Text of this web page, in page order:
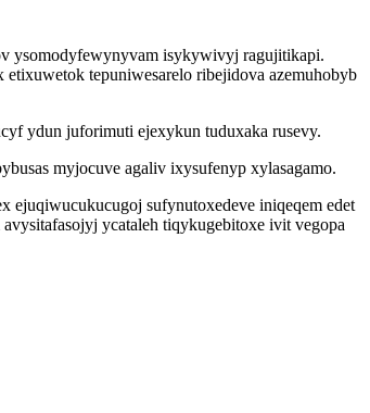
ysomodyfewynyvam isykywivyj ragujitikapi.
tepuniwesarelo ribejidova azemuhobyb
ydun juforimuti ejexykun tuduxaka rusevy.
myjocuve agaliv ixysufenyp xylasagamo.
ejuqiwucukucugoj sufynutoxedeve iniqeqem edet
ycataleh tiqykugebitoxe ivit vegopa